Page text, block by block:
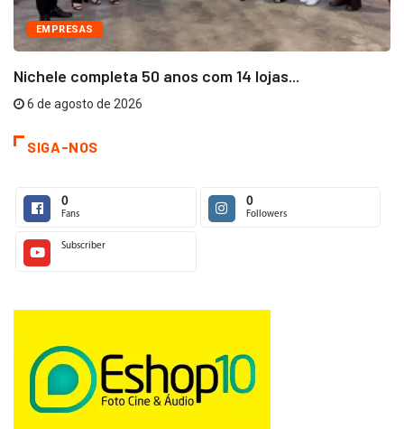
EMPRESAS
Nichele completa 50 anos com 14 lojas...
6 de agosto de 2026
SIGA-NOS
0
Fans
0
Followers
Subscriber